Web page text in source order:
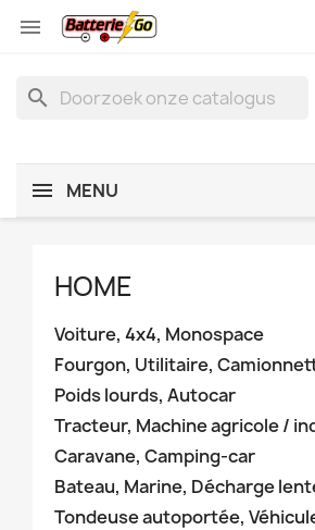

search
MENU
HOME
Voiture, 4x4, Monospace
Fourgon, Utilitaire,
Poids lourds, Autocar
Tracteur, Machine agricole /
Caravane, Camping-car
Bateau, Marine, Décharge
Tondeuse autoportée,